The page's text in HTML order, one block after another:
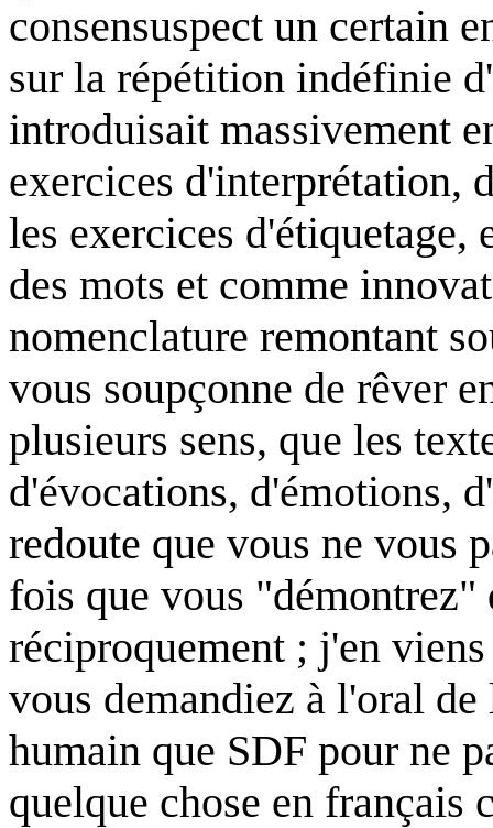
consensuspect un certain
sur la répétition indéfinie
introduisait massivement
exercices
les exercices d'étiquetage,
des mots et comme
nomenclature remontant
vous soupçonne de rêver
plusieurs sens, que les
d'évocations, d'émotions,
redoute que vous ne vous
fois que vous "démontrez"
réciproquement ; j'en
vous demandiez à l'oral
humain que SDF pour ne
quelque chose en français